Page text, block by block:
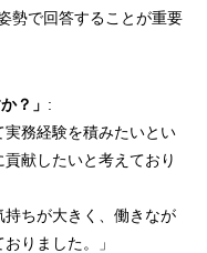
勢で回答することが重要
？」 :
実務経験を積みたいとい
献したいと考えており
持ちが大きく、働きなが
りました。」